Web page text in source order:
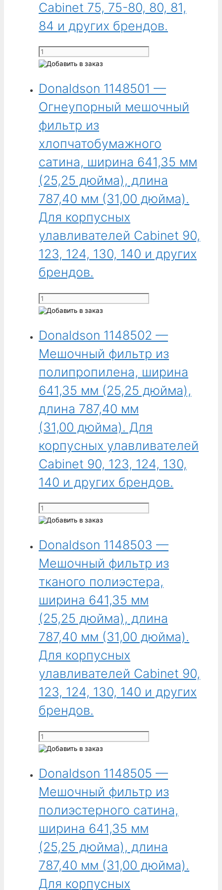
(10,50 дюйма).
Для
корпусных
Cabinet
62,
66
и
других
брендов.
Cabinet 75, 75-80, 80, 81,
84 и других брендов.
Количество
товара
1095203
Мешочный
фильтр
из
полипропилена,
ширина
476,25 мм
(18,75 дюйма),
длина
520,70 мм
(20,50 дюйма).
корпусных
улавливателей
Cabinet
75,
80,
80,
84
и
других
брендов.
Donaldson 1148501 —
Огнеупорный мешочный
фильтр из
хлопчатобумажного
сатина, ширина 641,35 мм
(25,25 дюйма), длина
787,40 мм (31,00 дюйма).
Для корпусных
улавливателей Cabinet 90,
123, 124, 130, 140 и других
брендов.
Количество
товара
1148501
-
Огнеупорный
мешочный
фильтр
из
хлопчатобумажного
сатина,
ширина
(25,25 дюйма),
длина
787,40 мм
(31,00 дюйма).
корпусных
улавливателей
90,
123,
124,
130,
140
и
других
брендов.
Donaldson 1148502 —
Мешочный фильтр из
полипропилена, ширина
641,35 мм (25,25 дюйма),
длина 787,40 мм
(31,00 дюйма). Для
корпусных улавливателей
Cabinet 90, 123, 124, 130,
140 и других брендов.
Количество
товара
1148502
Мешочный
фильтр
из
полипропилена,
ширина
641,35 мм
(25,25 дюйма),
длина
787,40 мм
(31,00 дюйма).
Для
корпусных
улавливателей
90,
123,
130,
140
и
других
брендов.
Donaldson 1148503 —
Мешочный фильтр из
тканого полиэстера,
ширина 641,35 мм
(25,25 дюйма), длина
787,40 мм (31,00 дюйма).
Для корпусных
улавливателей Cabinet 90,
123, 124, 130, 140 и других
брендов.
Количество
товара
1148503
-
Мешочный
фильтр
из
тканого
полиэстера,
ширина
641,35 мм
(25,25 дюйма),
Donaldson 1148505 —
Мешочный фильтр из
полиэстерного сатина,
ширина 641,35 мм
(25,25 дюйма), длина
787,40 мм (31,00 дюйма).
Для корпусных